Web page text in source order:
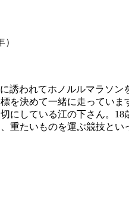
われてホノルルマラソ
決めて一緒に走ってい
している江の下さん。
重たいものを運ぶ競技と